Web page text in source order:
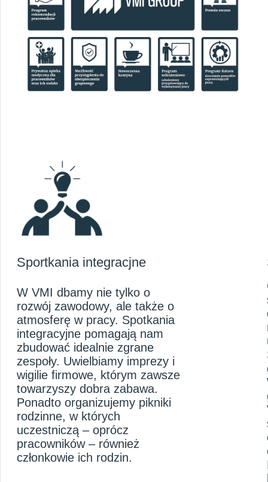
HOME
O NAS
KARIERA
Sportkania integracjne
W VMI dbamy nie tylko o
rozwój zawodowy, ale także o
atmosferę w pracy. Spotkania
integracyjne pomagają nam
zbudować idealnie zgrane
zespoły. Uwielbiamy imprezy i
wigilie firmowe, którym zawsze
towarzyszy dobra zabawa.
Ponadto organizujemy pikniki
rodzinne, w których
uczestniczą – oprócz
pracowników – również
członkowie ich rodzin.